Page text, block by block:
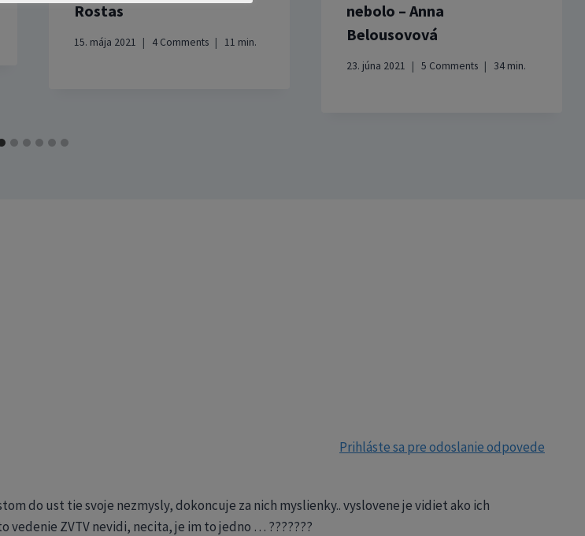
Rostas
15. mája 2021 4 Comments 11 min.
nebolo – Anna
Belousovová
23. júna 2021 5 Comments 34 min.
do ust tie svoje nezmysly, dokoncuje za nich myslienky.. vyslovene je vidiet ako ich
ZVTV nevidi, necita, je im to jedno … ???????
Prihláste sa pre odoslanie odpovede